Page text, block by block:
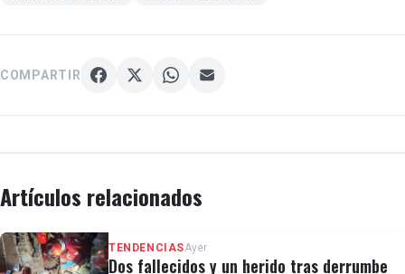
COMPARTIR
Artículos relacionados
TENDENCIASAyer
Dos fallecidos y un herido tras derrumbe